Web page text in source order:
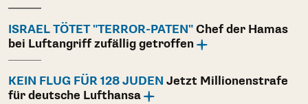
ISRAEL TÖTET "TERROR-PATEN" Chef der Hamas
bei Luftangriff zufällig getroffen
KEIN FLUG FÜR 128 JUDEN Jetzt Millionenstrafe
für deutsche Lufthansa